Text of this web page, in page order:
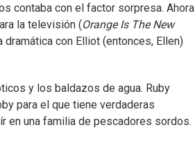
contaba con el factor sorpresa. Ahora
la televisión (Orange Is The New
con Elliot (entonces, Ellen)
y los baldazos de agua. Ruby
para el que tiene verdaderas
en una familia de pescadores sordos.